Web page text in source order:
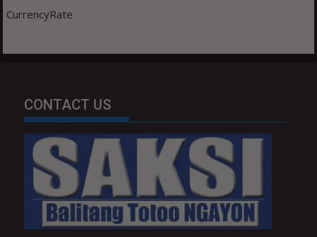
CurrencyRate
CONTACT US